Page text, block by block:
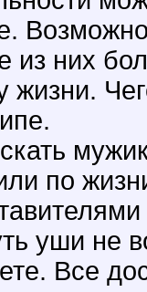
из них
жизни.
по
уши не
Все